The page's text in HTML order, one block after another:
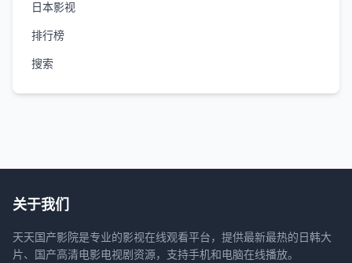
日本影视
排行榜
搜索
关于我们
天天国产影院是专业的影视在线观看平台，提供最新最热的日韩大
片、国产高清电影电视剧资源，支持手机和电脑在线播放。